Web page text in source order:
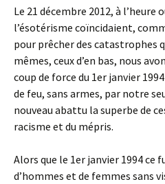
Le 21 décembre 2012, à
l’ésotérisme coïncidaient,
pour prêcher des catastrophes
mêmes, ceux d’en bas, nous
coup de force du 1er janvier
de feu, sans armes, par notre
nouveau abattu la superbe de
racisme et du mépris.
Alors que le 1er janvier 1994 ce
d’hommes et de femmes sans